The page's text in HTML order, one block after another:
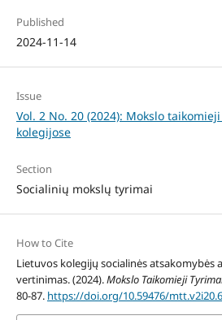
Published
2024-11-14
Issue
Vol. 2 No. 20 (2024): Mokslo
kolegijose
Section
Socialinių mokslų tyrimai
How to Cite
Lietuvos kolegijų socialinės atsakomybės
vertinimas. (2024).Mokslo Taikomieji
80-87. https://doi.org/10.59476/